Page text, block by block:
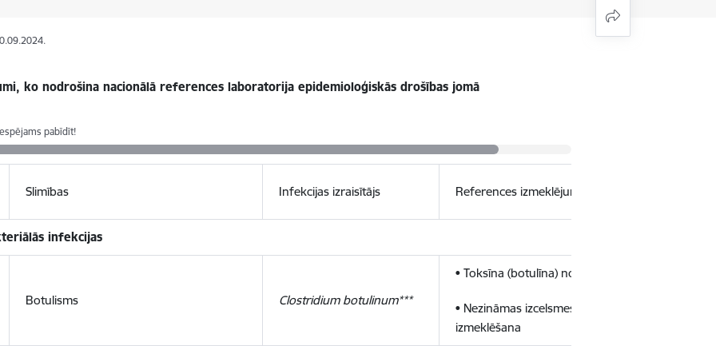
ko nodrošina nacionālā references laboratorija epidemioloģiskās drošības jomā
pabīdīt!
Slimības Infekcijas izraisītājs References izmeklējumi
infekcijas
Botulisms Clostridium botulinum***
• Toksīna (botulīna) noteikšana
• Nezināmas izcelsmes paraugu
izmeklēšana